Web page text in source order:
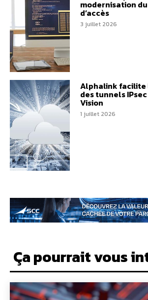
modernisation
d’accès
3 juillet 2026
Alphalink facilite
des tunnels
Vision
1 juillet 2026
Ça pourrait vous